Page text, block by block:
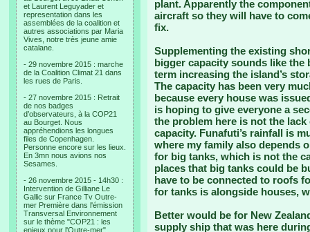
et Laurent Leguyader et
representation dans les
assemblées de la coalition et
autres associations par Maria
Vives, notre très jeune amie
catalane.
- 29 novembre 2015 : marche
de la Coalition Climat 21 dans
les rues de Paris.
- 27 novembre 2015 : Retrait
de nos badges
d’observateurs, à la COP21
au Bourget. Nous
appréhendions les longues
files de Copenhagen.
Personne encore sur les lieux.
En 3mn nous avions nos
Sesames.
- 26 novembre 2015 - 14h30 :
Intervention de Gilliane Le
Gallic sur France Tv Outre-
mer Première dans l'émission
Transversal Environnement
sur le thème "COP21 : les
enjeux pour l'Outre-mer".
plant. Apparently the
aircraft so they will have to
fix.
Supplementing the existing
bigger capacity sounds like
term increasing the island’s
The capacity has been very
because every house was
is hoping to give everyone a
the problem here is not the
capacity. Funafuti’s rainfall is
where my family also depends
for big tanks, which is not the
places that big tanks could be
have to be connected to roofs
for tanks is alongside houses,
Better would be for New
supply ship that was here